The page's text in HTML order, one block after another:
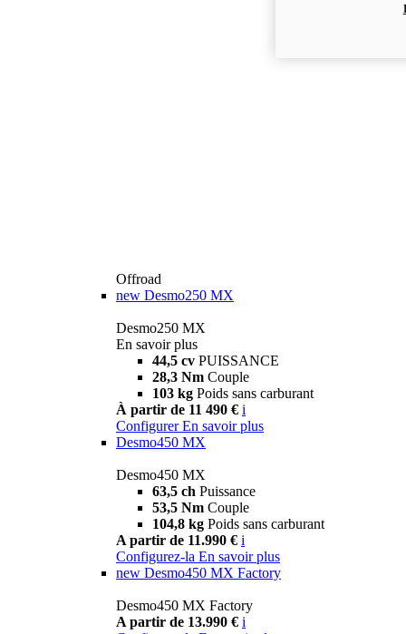
Offroad
new Desmo250 MX
Desmo250 MX
En savoir plus
44,5 cv PUISSANCE
28,3 Nm Couple
103 kg Poids sans carburant
À partir de 11 490 € i
Configurer En savoir plus
Desmo450 MX
Desmo450 MX
63,5 ch Puissance
53,5 Nm Couple
104,8 kg Poids sans carburant
A partir de 11.990 € i
Configurez-la En savoir plus
new Desmo450 MX Factory
Desmo450 MX Factory
A partir de 13.990 € i